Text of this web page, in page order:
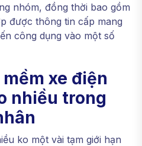
nhóm, đồng thời bao gồm
được thông tin cấp mang
công dụng vào một số
xe điện
nhiều trong
ko một vài tạm giới hạn